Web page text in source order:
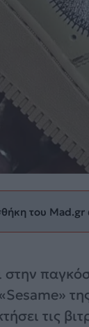
του Mad.gr
στην
τις